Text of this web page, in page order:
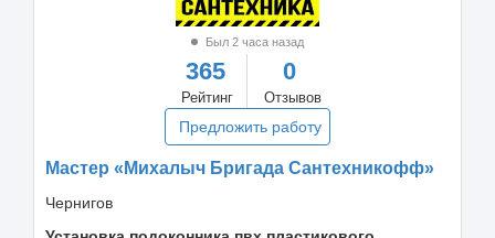
Был 2 часа назад
365
Рейтинг
0
Отзывов
Предложить работу
Мастер «Михалыч Бригада Сантехникофф»
Чернигов